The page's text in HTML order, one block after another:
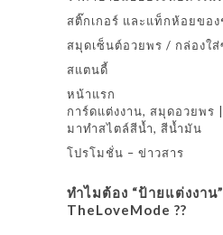
สติ๊กเกอร์ และแท็กห้อยของ
สมุดเซ็นต์อวยพร / กล่องใส่
สแตนดี้
หน้าแรก
การ์ดแต่งงาน, สมุดอวยพร
มาทำสไตล์สีน้ำ, สีน้ำมัน
โปรโมชั่น – ข่าวสาร
ทำไมต้อง “ป้ายแต่งงาน
TheLoveMode ??